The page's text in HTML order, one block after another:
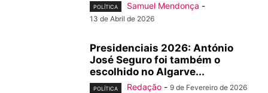
POLÍTICA Samuel Mendonça -
13 de Abril de 2026
Presidenciais 2026: António
José Seguro foi também o
escolhido no Algarve...
POLÍTICA Redação - 9 de Fevereiro de 2026